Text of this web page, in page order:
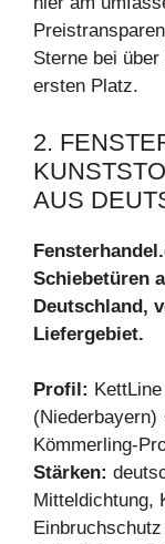
Sterne bei
ersten Platz.
2.
AUS
Schiebetüren
Deutschland,
Liefergebiet.
Profil:
(Niederbayern)
Kömmerling-
Stärken:
Mitteldichtung,